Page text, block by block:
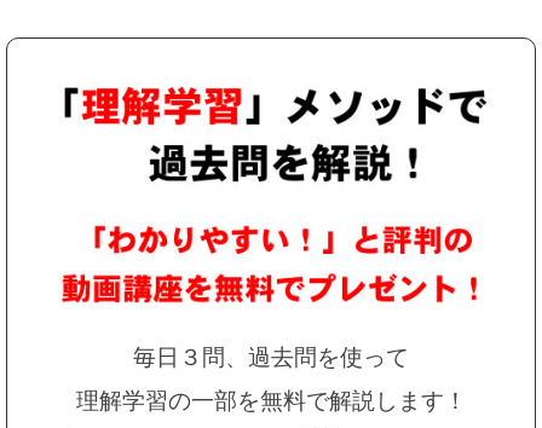
毎日３問、過去問を使って
理解学習の一部を無料で解説します！